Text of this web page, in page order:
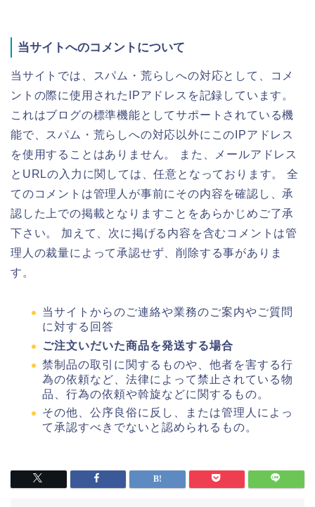
当サイトへのコメントについて
当サイトでは、スパム・荒らしへの対応として、コメ
ントの際に使用されたIPアドレスを記録しています。
これはブログの標準機能としてサポートされている機
能で、スパム・荒らしへの対応以外にこのIPアドレス
を使用することはありません。 また、メールアドレス
とURLの入力に関しては、任意となっております。 全
てのコメントは管理人が事前にその内容を確認し、承
認した上での掲載となりますことをあらかじめご了承
下さい。 加えて、次に掲げる内容を含むコメントは管
理人の裁量によって承認せず、削除する事がありま
す。
当サイトからのご連絡や業務のご案内やご質問
に対する回答
ご注文いだいた商品を発送する場合
禁制品の取引に関するものや、他者を害する行
為の依頼など、法律によって禁止されている物
品、行為の依頼や斡旋などに関するもの。
その他、公序良俗に反し、または管理人によっ
て承認すべきでないと認められるもの。